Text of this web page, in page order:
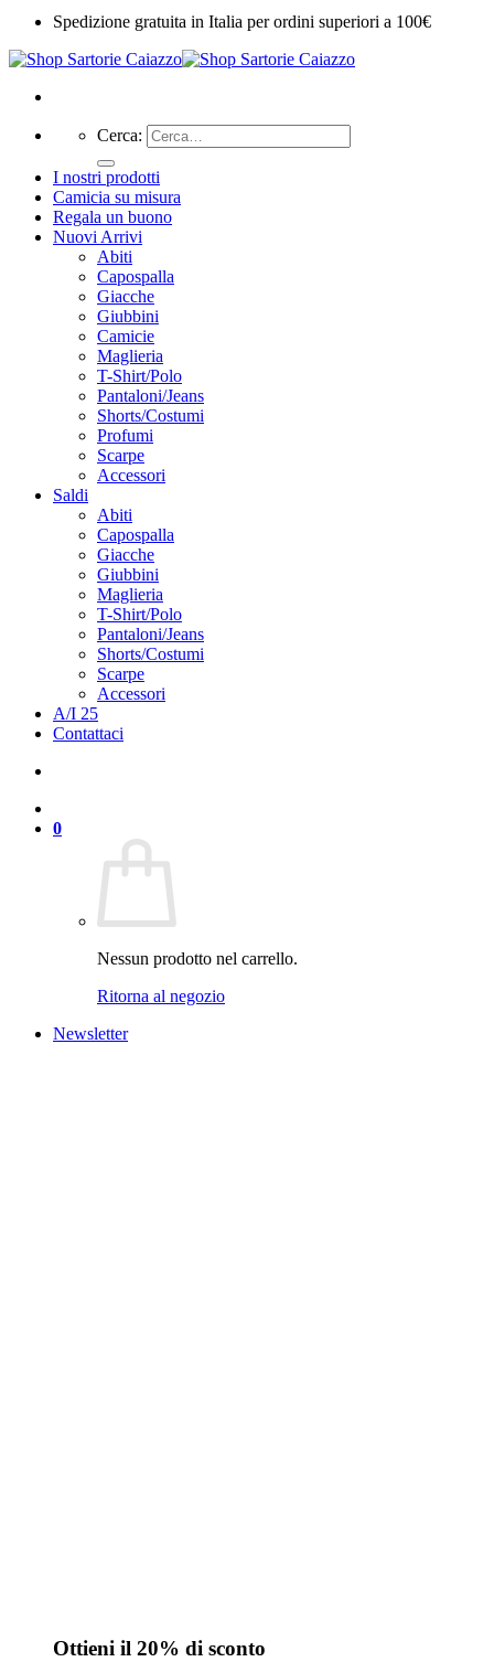
Spedizione gratuita in Italia per ordini superiori a 100€
Cerca:
I nostri prodotti
Camicia su misura
Regala un buono
Nuovi Arrivi
Abiti
Capospalla
Giacche
Giubbini
Camicie
Maglieria
T-Shirt/Polo
Pantaloni/Jeans
Shorts/Costumi
Profumi
Scarpe
Accessori
Saldi
Abiti
Capospalla
Giacche
Giubbini
Maglieria
T-Shirt/Polo
Pantaloni/Jeans
Shorts/Costumi
Scarpe
Accessori
A/I 25
Contattaci
0
Nessun prodotto nel carrello.
Ritorna al negozio
Newsletter
Ottieni il 20% di sconto